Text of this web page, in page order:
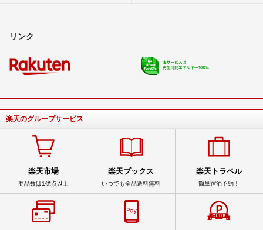
リンク
楽天のグループサービス
楽天市場
商品数は1億点以上
楽天ブックス
いつでも全品送料無料
楽天トラベル
簡単宿泊予約！